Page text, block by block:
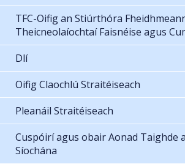
TFC-Oifig an Stiúrthóra
Theicneolaíochtaí Faisnéise agus
Dlí
Oifig Claochlú Straitéiseach
Pleanáil Straitéiseach
Cuspóirí agus obair Aonad Taighde
Síochána